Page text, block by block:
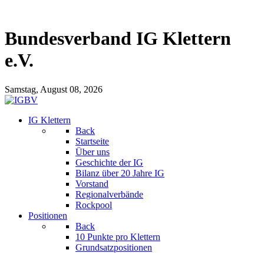
Bundesverband IG Klettern
e.V.
Samstag, August 08, 2026
IG Klettern
Back
Startseite
Über uns
Geschichte der IG
Bilanz über 20 Jahre IG
Vorstand
Regionalverbände
Rockpool
Positionen
Back
10 Punkte pro Klettern
Grundsatzpositionen